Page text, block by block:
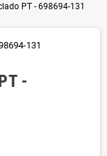
PT - 698694-131
-